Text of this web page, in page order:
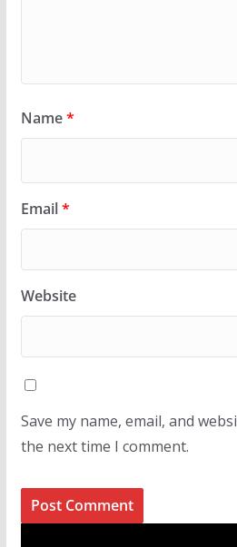
Name*
Email*
Website
Save my name, email, and
the next time I comment.